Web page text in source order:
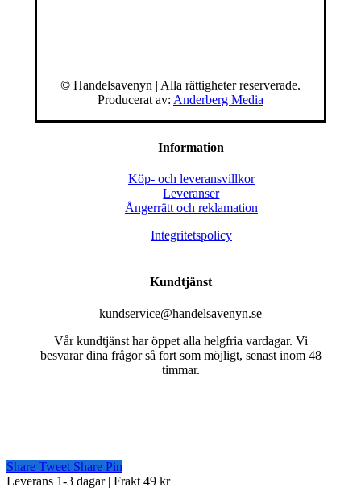
© Handelsavenyn | Alla rättigheter reserverade.
Producerat av: Anderberg Media
Information
Köp- och leveransvillkor
Leveranser
Ångerrätt och reklamation
Integritetspolicy
Kundtjänst
kundservice@handelsavenyn.se
Vår kundtjänst har öppet alla helgfria vardagar. Vi
besvarar dina frågor så fort som möjligt, senast inom 48
timmar.
Share Tweet Share Pin
Close
Leverans 1-3 dagar | Frakt 49 kr